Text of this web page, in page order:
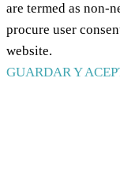
are termed as non-
procure user
website.
GUARDAR Y